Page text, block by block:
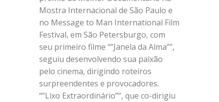
Mostra Internacional de São Paulo e
no Message to Man International Film
Festival, em São Petersburgo, com
seu primeiro filme “”Janela da Alma””,
seguiu desenvolvendo sua paixão
pelo cinema, dirigindo roteiros
surpreendentes e provocadores.
“”Lixo Extraordinário””, que co-dirigiu